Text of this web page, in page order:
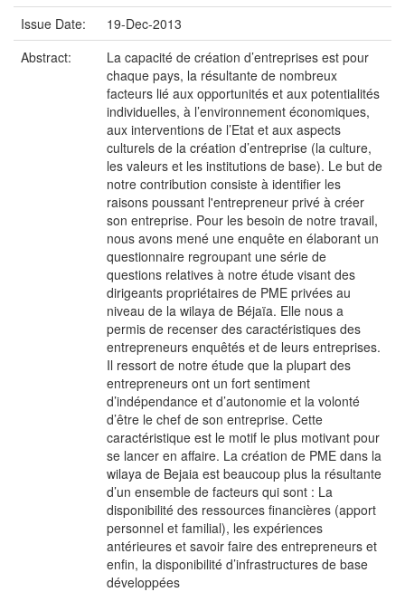
Issue Date:
19-Dec-2013
Abstract:
La capacité de création d’entreprises est pour
chaque pays, la résultante de nombreux
facteurs lié aux opportunités et aux potentialités
individuelles, à l’environnement économiques,
aux interventions de l’Etat et aux aspects
culturels de la création d’entreprise (la culture,
les valeurs et les institutions de base). Le but de
notre contribution consiste à identifier les
raisons poussant l'entrepreneur privé à créer
son entreprise. Pour les besoin de notre travail,
nous avons mené une enquête en élaborant un
questionnaire regroupant une série de
questions relatives à notre étude visant des
dirigeants propriétaires de PME privées au
niveau de la wilaya de Béjaïa. Elle nous a
permis de recenser des caractéristiques des
entrepreneurs enquêtés et de leurs entreprises.
Il ressort de notre étude que la plupart des
entrepreneurs ont un fort sentiment
d’indépendance et d’autonomie et la volonté
d’être le chef de son entreprise. Cette
caractéristique est le motif le plus motivant pour
se lancer en affaire. La création de PME dans la
wilaya de Bejaia est beaucoup plus la résultante
d’un ensemble de facteurs qui sont : La
disponibilité des ressources financières (apport
personnel et familial), les expériences
antérieures et savoir faire des entrepreneurs et
enfin, la disponibilité d’infrastructures de base
développées